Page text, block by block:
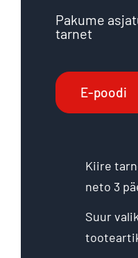
Pakume
tarnet
E-poodi
Kiire
neto 3
Suur